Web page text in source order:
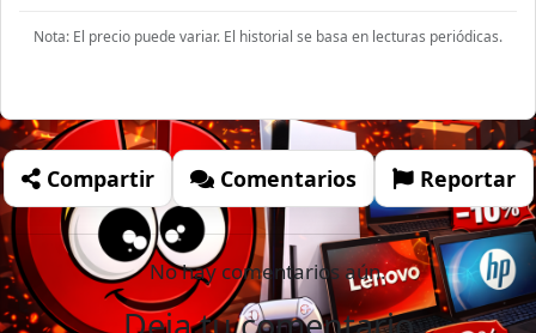
Nota: El precio puede variar. El historial se basa en lecturas periódicas.
Compartir Comentarios Reportar
No hay comentarios aún.